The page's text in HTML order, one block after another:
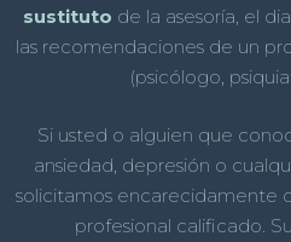
sustituto de la asesoría, el
las recomendaciones de un
(psicólogo,
Si usted o alguien que
ansiedad, depresión o
solicitamos encarecidamente
profesional calificado.